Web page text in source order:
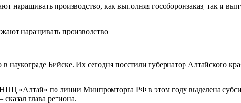
наращивать производство, как выполняя гособоронзаказ, так и
Бийске. Их сегодня посетили губернатор Алтайского
«Алтай» по линии Минпромторга РФ в этом году выделена
глава региона.